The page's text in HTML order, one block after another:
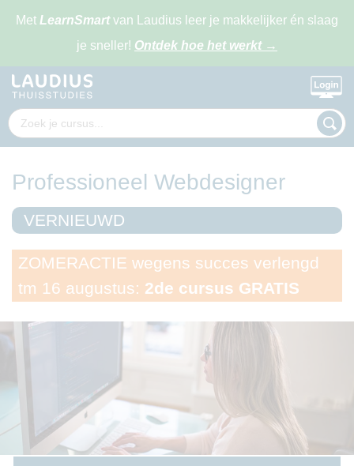
Met LearnSmartvan Laudius leer je makkelijker én slaag
je sneller! Ontdek hoe het werkt →
Professioneel Webdesigner
VERNIEUWD
ZOMERACTIE wegens succes verlengd
tm 16 augustus: 2de cursus GRATIS